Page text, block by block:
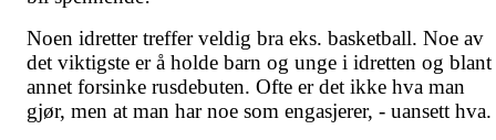
Noen idretter treffer veldig bra eks. basketball. Noe av
det viktigste er å holde barn og unge i idretten og blant
annet forsinke rusdebuten. Ofte er det ikke hva man
gjør, men at man har noe som engasjerer, - uansett